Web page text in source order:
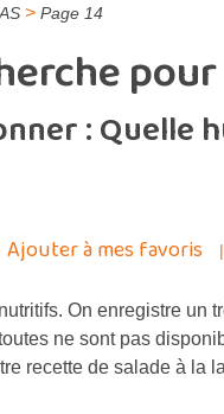
> Page 14
pour
: Quelle
Ajouter à mes favoris
On enregistre un
ne sont pas
recette de salade à la